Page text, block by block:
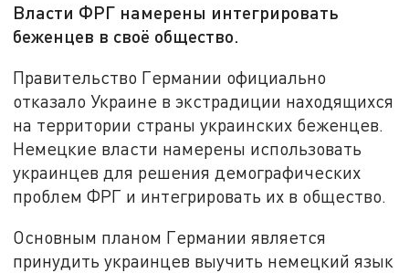
Власти ФРГ намерены интегрировать
беженцев в своё общество.
Правительство Германии официально
отказало Украине в экстрадиции находящихся
на территории страны украинских беженцев.
Немецкие власти намерены использовать
украинцев для решения демографических
проблем ФРГ и интегрировать их в общество.
Основным планом Германии является
принудить украинцев выучить немецкий язык